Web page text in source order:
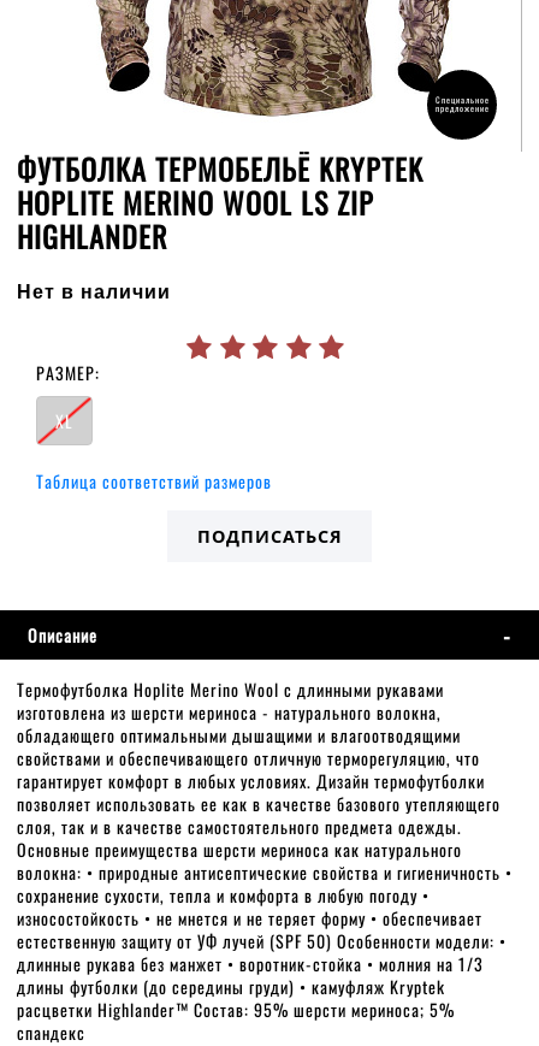
Специальное
предложение
ФУТБОЛКА ТЕРМОБЕЛЬЁ KRYPTEK
HOPLITE MERINO WOOL LS ZIP
HIGHLANDER
Нет в наличии
РАЗМЕР:
XL
Таблица соответствий размеров
ПОДПИСАТЬСЯ
Описание
Термофутболка Hoplite Merino Wool с длинными рукавами
изготовлена из шерсти мериноса - натурального волокна,
обладающего оптимальными дышащими и влагоотводящими
свойствами и обеспечивающего отличную терморегуляцию, что
гарантирует комфорт в любых условиях. Дизайн термофутболки
позволяет использовать ее как в качестве базового утепляющего
слоя, так и в качестве самостоятельного предмета одежды.
Основные преимущества шерсти мериноса как натурального
волокна: • природные антисептические свойства и гигиеничность •
сохранение сухости, тепла и комфорта в любую погоду •
износостойкость • не мнется и не теряет форму • обеспечивает
естественную защиту от УФ лучей (SPF 50) Особенности модели: •
длинные рукава без манжет • воротник-стойка • молния на 1/3
длины футболки (до середины груди) • камуфляж Kryptek
расцветки Highlander™ Состав: 95% шерсти мериноса; 5%
спандекс